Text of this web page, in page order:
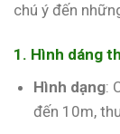
chú ý đến
1. Hình dáng
Hình dạng:
đến 10m,